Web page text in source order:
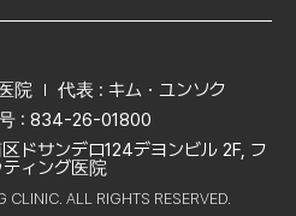
院
代表 : キム・ユンソク
: 834-26-01800
ドサンデロ124デヨンビル 2F, フ
ティング医院
ALL RIGHTS RESERVED.